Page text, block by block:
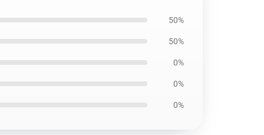
50%
50%
0%
0%
0%